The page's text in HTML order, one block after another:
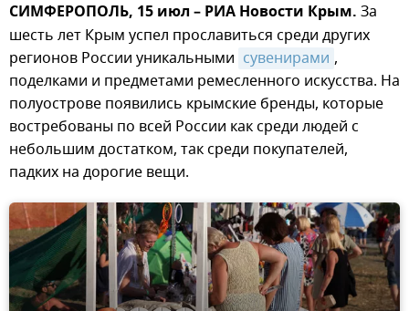
СИМФЕРОПОЛЬ, 15 июл – РИА Новости Крым. За
шесть лет Крым успел прославиться среди других
регионов России уникальными сувенирами ,
поделками и предметами ремесленного искусства. На
полуострове появились крымские бренды, которые
востребованы по всей России как среди людей с
небольшим достатком, так среди покупателей,
падких на дорогие вещи.